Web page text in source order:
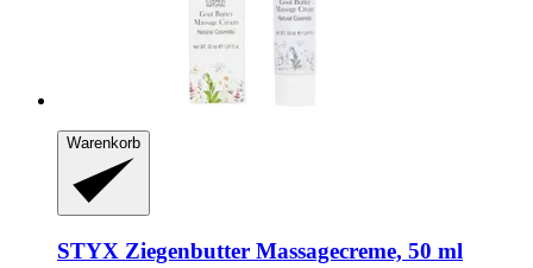
Warenkorb
STYX Ziegenbutter Massagecreme, 50 ml